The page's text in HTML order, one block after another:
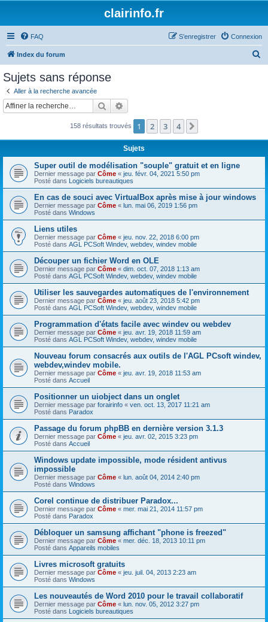
clairinfo.fr
FAQ Connexion
S’enregistrer
Index du forum
c
Sujets sans réponse
Aller à la recherche avancée
Rechercher
158 résultats trouvés 1 2 3 4
Sujets
Super outil de modélisation "souple" gratuit et en ligne
Dernier message par Côme « jeu. févr. 04, 2021 5:50 pm
Posté dans Logiciels bureautiques
En cas de souci avec VirtualBox après mise à jour windows
Dernier message par Côme « lun. mai 06, 2019 1:56 pm
Posté dans Windows
Liens utiles
Dernier message par Côme « jeu. nov. 22, 2018 6:00 pm
Posté dans AGL PCSoft Windev, webdev, windev mobile
Découper un fichier Word en OLE
Dernier message par Côme « dim. oct. 07, 2018 1:13 am
Posté dans AGL PCSoft Windev, webdev, windev mobile
Utiliser les sauvegardes automatiques de l'environnement
Dernier message par Côme « jeu. août 23, 2018 5:42 pm
Posté dans AGL PCSoft Windev, webdev, windev mobile
Programmation d'états facile avec windev ou webdev
Dernier message par Côme « jeu. avr. 19, 2018 11:59 am
Posté dans AGL PCSoft Windev, webdev, windev mobile
Nouveau forum consacrés aux outils de l'AGL PCsoft windev,
webdev,windev mobile.
Dernier message par Côme « jeu. avr. 19, 2018 11:53 am
Posté dans Accueil
Positionner un uiobject dans un onglet
Dernier message par forairinfo « ven. oct. 13, 2017 11:21 am
Posté dans Paradox
Passage du forum phpBB en dernière version 3.1.3
Dernier message par Côme « jeu. avr. 02, 2015 3:23 pm
Posté dans Accueil
Windows update impossible, mode résident antivus
impossible
Dernier message par Côme « lun. août 04, 2014 2:40 pm
Posté dans Windows
Corel continue de distribuer Paradox...
Dernier message par Côme « mer. mai 21, 2014 11:57 pm
Posté dans Paradox
Débloquer un samsung affichant "phone is freezed"
Dernier message par Côme « mer. déc. 18, 2013 10:11 pm
Posté dans Appareils mobiles
Livres microsoft gratuits
Dernier message par Côme « jeu. juil. 04, 2013 2:23 am
Posté dans Windows
Les nouveautés de Word 2010 pour le travail collaboratif
Dernier message par Côme « lun. nov. 05, 2012 3:27 pm
Posté dans Logiciels bureautiques